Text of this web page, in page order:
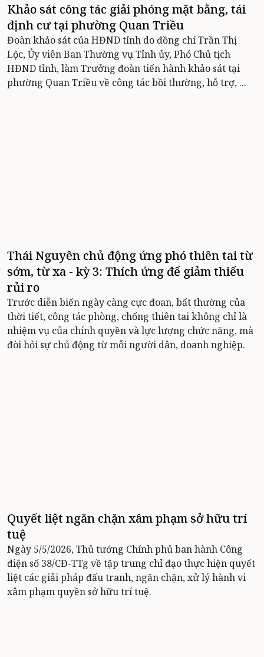
Khảo sát công tác giải phóng mặt bằng, tái
định cư tại phường Quan Triều
Đoàn khảo sát của HĐND tỉnh do đồng chí Trần Thị
Lộc, Ủy viên Ban Thường vụ Tỉnh ủy, Phó Chủ tịch
HĐND tỉnh, làm Trưởng đoàn tiến hành khảo sát tại
phường Quan Triều về công tác bồi thường, hỗ trợ, ...
Thái Nguyên chủ động ứng phó thiên tai từ
sớm, từ xa - kỳ 3: Thích ứng để giảm thiểu
rủi ro
Trước diễn biến ngày càng cực đoan, bất thường của
thời tiết, công tác phòng, chống thiên tai không chỉ là
nhiệm vụ của chính quyền và lực lượng chức năng, mà
đòi hỏi sự chủ động từ mỗi người dân, doanh nghiệp.
Quyết liệt ngăn chặn xâm phạm sở hữu trí
tuệ
Ngày 5/5/2026, Thủ tướng Chính phủ ban hành Công
điện số 38/CĐ-TTg về tập trung chỉ đạo thực hiện quyết
liệt các giải pháp đấu tranh, ngăn chặn, xử lý hành vi
xâm phạm quyền sở hữu trí tuệ.